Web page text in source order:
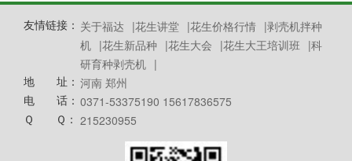
友情链接： 关于福达 |花生讲堂 |花生价格行情 |剥壳机拌种
机 |花生新品种 |花生大会 |花生大王培训班 |科
研育种剥壳机 |
地 址： 河南 郑州
电 话： 0371-53375190 15617836575
Ｑ Ｑ： 215230955